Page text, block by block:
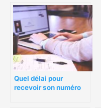
création, avantages,
inconvénients, statut
social
Quel délai pour
recevoir son numéro